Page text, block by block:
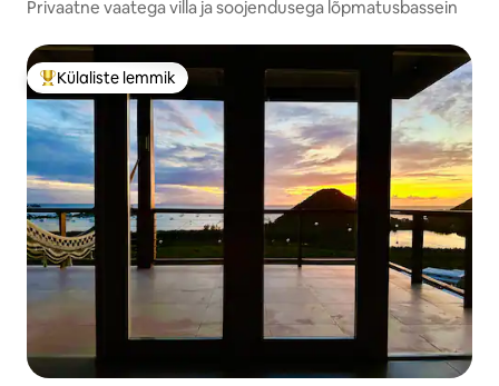
Privaatne vaatega villa ja soojendusega lõpmatusbassein
Külaliste suur lemmik
Külaliste lemmik